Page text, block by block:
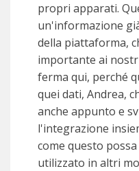
propri apparati.
un'informazione
della piattaforma,
importante ai
ferma qui, perché
quei dati, Andrea,
anche appunto e
l'integrazione
come questo
utilizzato in altri